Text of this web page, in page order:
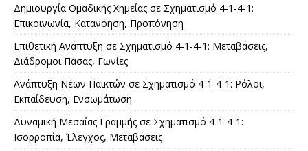
Δημιουργία Ομαδικής Χημείας σε Σχηματισμό 4-1-4-1:
Επικοινωνία, Κατανόηση, Προπόνηση
Επιθετική Ανάπτυξη σε Σχηματισμό 4-1-4-1: Μεταβάσεις,
Διάδρομοι Πάσας, Γωνίες
Ανάπτυξη Νέων Παικτών σε Σχηματισμό 4-1-4-1: Ρόλοι,
Εκπαίδευση, Ενσωμάτωση
Δυναμική Μεσαίας Γραμμής σε Σχηματισμό 4-1-4-1:
Ισορροπία, Έλεγχος, Μεταβάσεις